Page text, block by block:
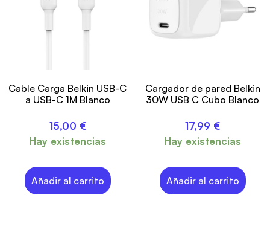
Cable Carga Belkin USB-C
a USB-C 1M Blanco
15,00 €
Hay existencias
Añadir al carrito
Cargador de pared Belkin
30W USB C Cubo Blanco
17,99 €
Hay existencias
Añadir al carrito